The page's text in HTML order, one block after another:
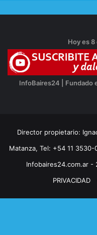
Hoy es
InfoBaires24 | Fundado
Director propietario:
Matanza, Tel: +54 11
Infobaires24.com.ar -
PRIVACIDAD